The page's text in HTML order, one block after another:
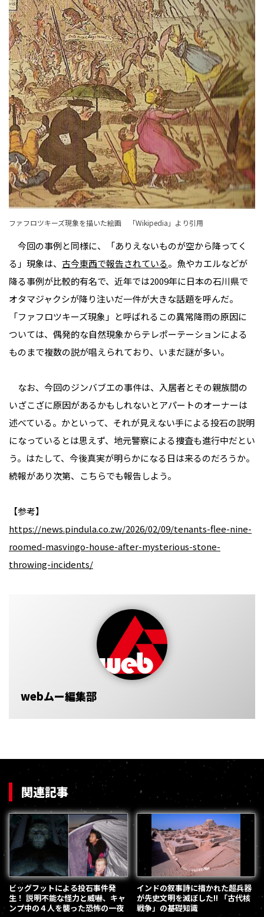
ファフロツキーズ現象を描いた絵画 「Wikipedia 」より引用
今回の事例と同様に、「ありえないものが空から降ってく
る」現象は、 古今東西で報告されている。魚やカエルなどが
降る事例が比較的有名で、近年では2009年に日本の石川県で
オタマジャクシが降り注いだ一件が大きな話題を呼んだ。
「ファフロツキーズ現象」と呼ばれるこの異常降雨の原因に
ついては、偶発的な自然現象からテレポーテーションによる
ものまで複数の説が唱えられており、いまだ謎が多い。
なお、今回のジンバブエの事件は、入居者とその親族間の
いざこざに原因があるかもしれないとアパートのオーナーは
述べている。かといって、それが見えない手による投石の説明
になっているとは思えず、地元警察による捜査も進行中だとい
う。はたして、今後真実が明らかになる日は来るのだろうか。
続報があり次第、こちらでも報告しよう。
【参考】
https://news.pindula.co.zw/2026/02/09/tenants-flee-nine-
roomed-masvingo-house-after-mysterious-stone-
throwing-incidents/
webムー編集部
関連記事
ビッグフットによる投石事件発
生！ 説明不能な怪力と威嚇、キャ
ンプ中の４人を襲った恐怖の一夜
インドの叙事詩に描かれた超兵器
が先史文明を滅ぼした!! 「古代核
戦争」の基礎知識